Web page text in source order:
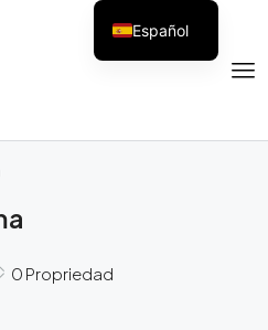
0 Propriedad
Español